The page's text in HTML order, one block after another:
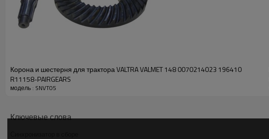
Корона и шестерня для трактора VALTRA VALMET 148 0070214023 196410
R11158-PAIRGEARS
модель : SNVT05
Ключевые слова